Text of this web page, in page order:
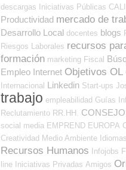
descargas Iniciativas Públicas
Productividad mercado de
Desarrollo Local docentes blogs
Riesgos Laborales recursos
formación marketing Fiscal
Empleo Internet Objetivos OL
Internacional Linkedin Start-ups
trabajo empleabilidad Guías
Reclutamiento RR.HH.
social media EMPREND EUROPA
Creatividad Medio Ambiente Idiomas
Recursos Humanos Infojobs
line Iniciativas Privadas Amigos